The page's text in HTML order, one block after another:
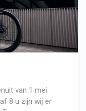
van 1 mei
8 u zijn wij er